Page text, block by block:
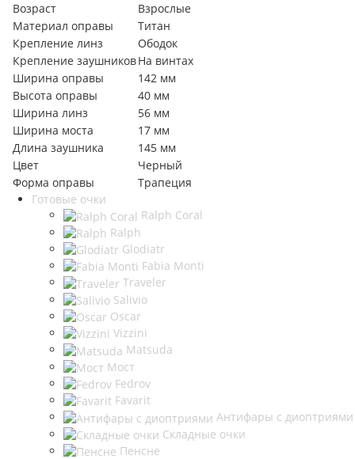
Возраст
Взрослые
Материал оправы
Титан
Крепление линз
Ободок
Крепление заушниковНа винтах
Ширина оправы
142 мм
Высота оправы
40 мм
Ширина линз
56 мм
Ширина моста
17 мм
Длина заушника
145 мм
Цвет
Черный
Форма оправы
Трапеция
Готовые очки
Ralph Coral
Ralph
Glodiatr
Fabia Monti
Traveler
Salivio
Oscar
Vizzini
Matsuda
Мост
Fedrov
Favarit
Антифары с диоптриями
Складные очки
Пенсне